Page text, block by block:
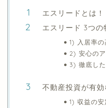
エスリードとは！
エスリード 3つの
1) 入居率の
2) 安心の
3) 徹底し
不動産投資が有効
1) 収益の安